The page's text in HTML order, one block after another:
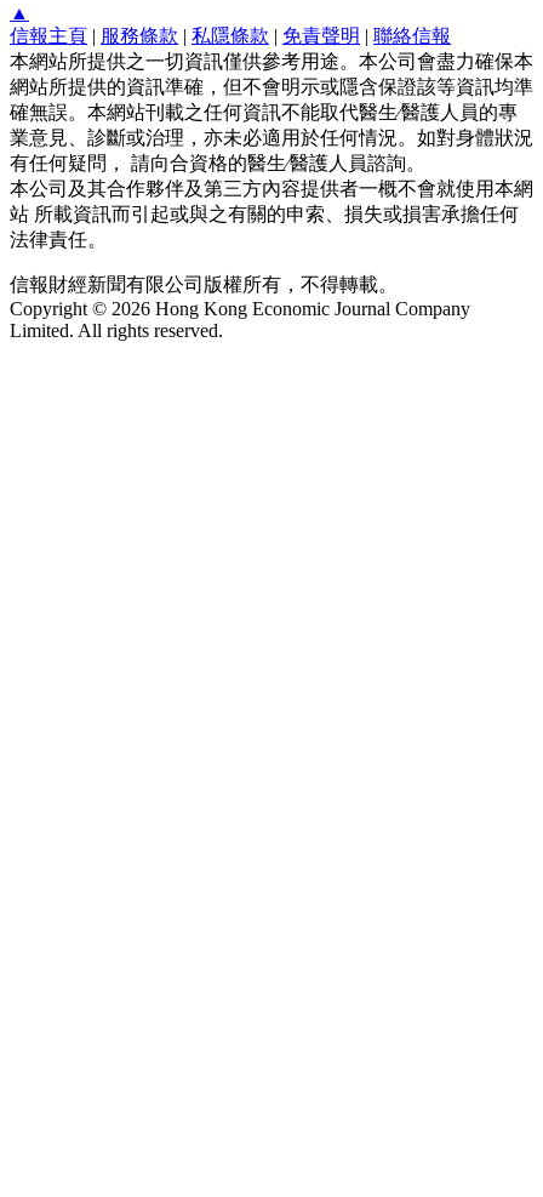
▲
信報主頁 | 服務條款 | 私隱條款 | 免責聲明 | 聯絡信報
本網站所提供之一切資訊僅供參考用途。本公司會盡力確保本
網站所提供的資訊準確，但不會明示或隱含保證該等資訊均準
確無誤。本網站刊載之任何資訊不能取代醫生∕醫護人員的專
業意見、診斷或治理，亦未必適用於任何情況。如對身體狀況
有任何疑問， 請向合資格的醫生∕醫護人員諮詢。
本公司及其合作夥伴及第三方內容提供者一概不會就使用本網
站 所載資訊而引起或與之有關的申索、損失或損害承擔任何
法律責任。
信報財經新聞有限公司版權所有，不得轉載。
Copyright © 2026 Hong Kong Economic Journal Company
Limited. All rights reserved.